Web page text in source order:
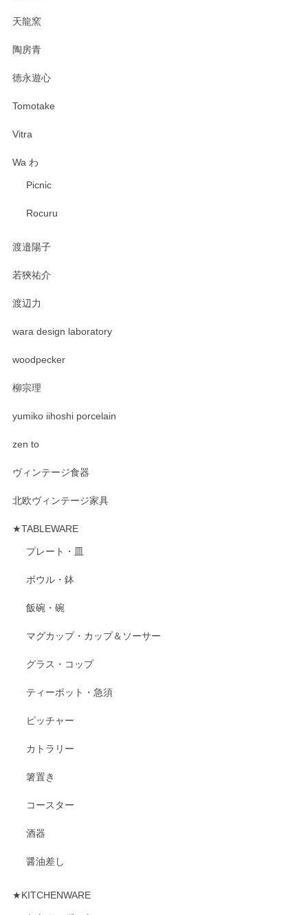
天龍窯
陶房青
徳永遊心
Tomotake
Vitra
Wa わ
Picnic
Rocuru
渡邉陽子
若狹祐介
渡辺力
wara design laboratory
woodpecker
柳宗理
yumiko iihoshi porcelain
zen to
ヴィンテージ食器
北欧ヴィンテージ家具
★TABLEWARE
プレート・皿
ボウル・鉢
飯碗・碗
マグカップ・カップ＆ソーサー
グラス・コップ
ティーポット・急須
ピッチャー
カトラリー
箸置き
コースター
酒器
醤油差し
★KITCHENWARE